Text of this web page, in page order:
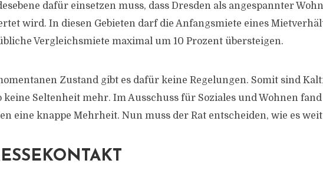
dafür einsetzen muss, dass Dresden als angespannter
wird. In diesen Gebieten darf die Anfangsmiete eines
Vergleichsmiete maximal um 10 Prozent übersteigen.
Zustand gibt es dafür keine Regelungen. Somit sind
keine Seltenheit mehr. Im Ausschuss für Soziales und Wohnen
eine knappe Mehrheit. Nun muss der Rat entscheiden, wie es